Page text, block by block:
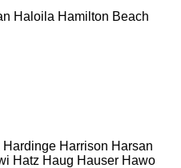
Haloila Hamilton Beach
Hardinge Harrison Harsan
Hatz Haug Hauser Hawo